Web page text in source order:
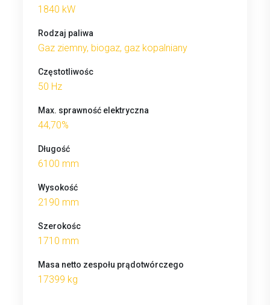
1840 kW
Rodzaj paliwa
Gaz ziemny, biogaz, gaz kopalniany
Częstotliwośc
50 Hz
Max. sprawność elektryczna
44,70%
Długość
6100 mm
Wysokość
2190 mm
Szerokośc
1710 mm
Masa netto zespołu prądotwórczego
17399 kg